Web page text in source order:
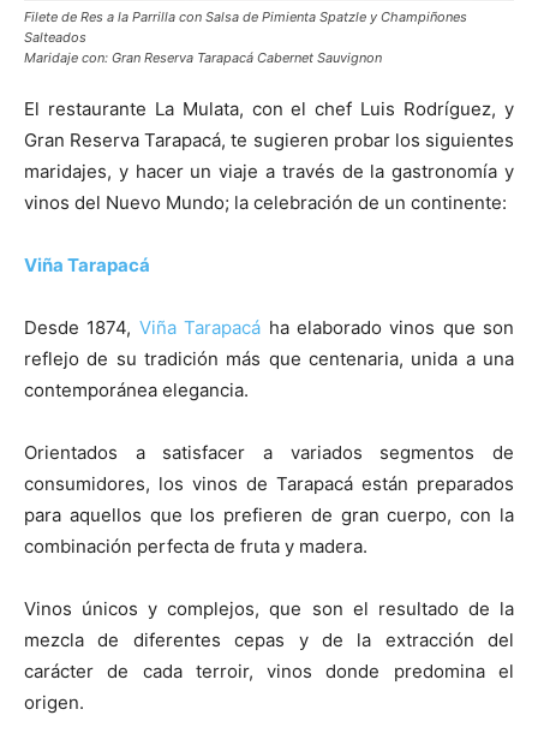
Filete de Res a la Parrilla con Salsa de Pimienta Spatzle y Champiñones
Salteados
Maridaje con: Gran Reserva Tarapacá Cabernet Sauvignon
El restaurante La Mulata, con el chef Luis Rodríguez, y
Gran Reserva Tarapacá, te sugieren probar los siguientes
maridajes, y hacer un viaje a través de la gastronomía y
vinos del Nuevo Mundo; la celebración de un continente:
Viña Tarapacá
Desde 1874, Viña Tarapacá ha elaborado vinos que son
reflejo de su tradición más que centenaria, unida a una
contemporánea elegancia.
Orientados a satisfacer a variados segmentos de
consumidores, los vinos de Tarapacá están preparados
para aquellos que los prefieren de gran cuerpo, con la
combinación perfecta de fruta y madera.
Vinos únicos y complejos, que son el resultado de la
mezcla de diferentes cepas y de la extracción del
carácter de cada terroir, vinos donde predomina el
origen.